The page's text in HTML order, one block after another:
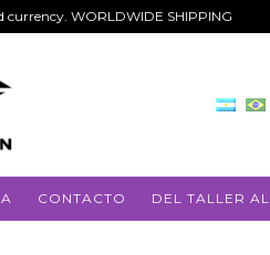
WORLDWIDE SHIPPING
CONTACTO DEL TALLER